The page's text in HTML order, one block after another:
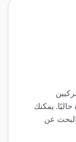
حاليًا. يمكنك
البحث عن